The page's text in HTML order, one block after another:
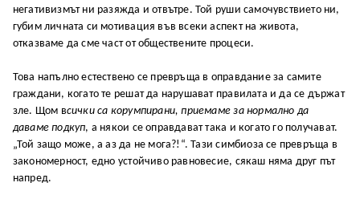
негативизмът ни разяжда и отвътре. Той руши самочувствието ни,
губим личната си мотивация във всеки аспект на живота,
отказваме да сме част от обществените процеси.
Това напълно естествено се превръща в оправдание за самите
граждани, когато те решат да нарушават правилата и да се държат
зле. Щом всички са корумпирани, приемаме за нормално да
даваме подкуп, а някои се оправдават така и когато го получават.
„Той защо може, а аз да не мога?!“. Тази симбиоза се превръща в
закономерност, едно устойчиво равновесие, сякаш няма друг път
напред.